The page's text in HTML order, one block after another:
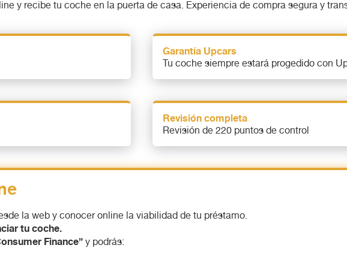
y recibe tu coche en la puerta de casa. Experiencia de compra segura y
Garantía Upcars
Tu coche siempre estará progedido con
Revisión completa
Revisión de 220 puntos de control
la web y conocer online la viabilidad de tu préstamo.
tu coche.
Finance”y podrás: